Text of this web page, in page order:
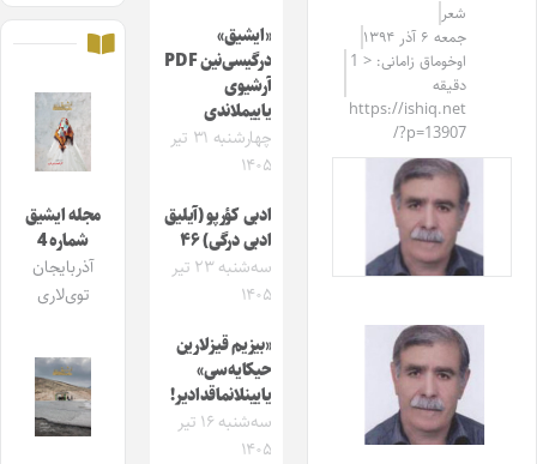
شعر
جمعه ۶ آذر ۱۳۹۴
اوخوماق زامانی: < 1
دقیقه
https://ishiq.net
/?p=13907
«ایشیق»
درگیسی‌نین PDF
آرشیوی
یاییملاندی
چهارشنبه ۳۱ تیر
۱۴۰۵
ادبی کؤرپو (آیلیق
ادبی درگی) ۴۶
سه‌شنبه ۲۳ تیر
۱۴۰۵
«بیزیم قیزلارین
حیکایه‌سی»
یایینلانماقدادیر!
سه‌شنبه ۱۶ تیر
۱۴۰۵
مجله ایشیق
شماره 4
آذربایجان
توی‌لاری